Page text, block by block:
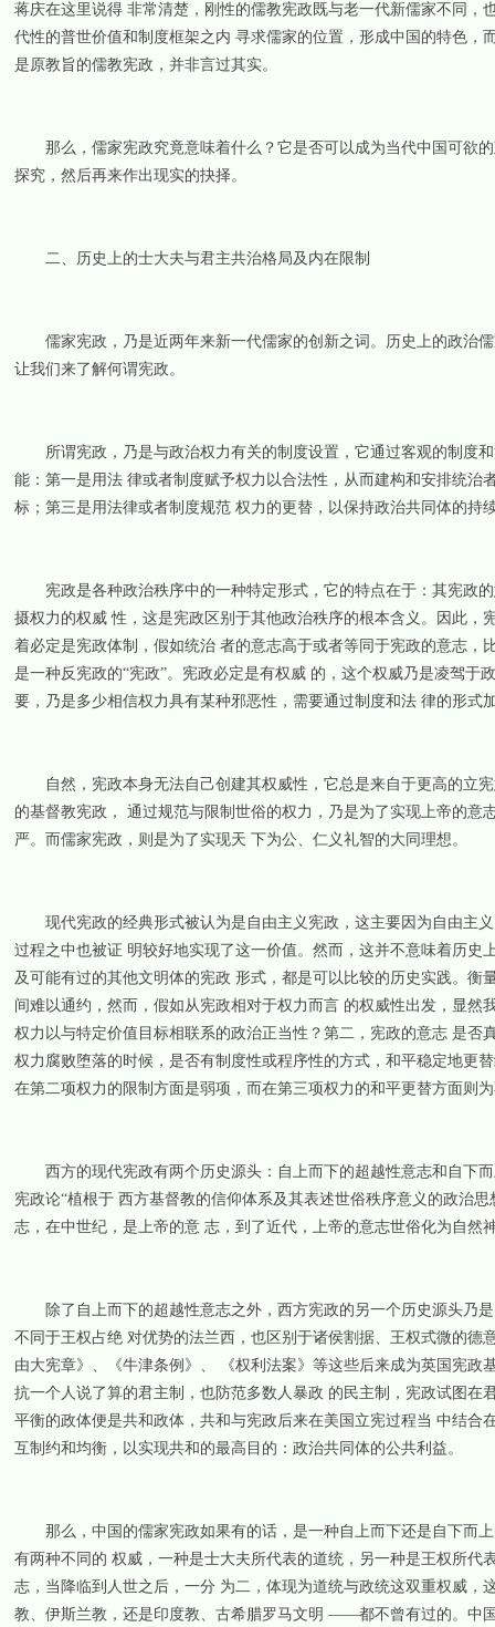
蒋庆在这里说得 非常清楚，刚性的儒教宪政既与老一代新儒家不同
代性的普世价值和制度框架之内 寻求儒家的位置，形成中国的特色
是原教旨的儒教宪政，并非言过其实。
那么，儒家宪政究竟意味着什么？它是否可以成为当代中国可欲的
探究，然后再来作出现实的抉择。
二、历史上的士大夫与君主共治格局及内在限制
儒家宪政，乃是近两年来新一代儒家的创新之词。历史上的政治儒
让我们来了解何谓宪政。
所谓宪政，乃是与政治权力有关的制度设置，它通过客观的制度和
能：第一是用法 律或者制度赋予权力以合法性，从而建构和安排统
标；第三是用法律或者制度规范 权力的更替，以保持政治共同体的持
宪政是各种政治秩序中的一种特定形式，它的特点在于：其宪政的
摄权力的权威 性，这是宪政区别于其他政治秩序的根本含义。因此
着必定是宪政体制，假如统治 者的意志高于或者等同于宪政的意志
是一种反宪政的“宪政”。宪政必定是有权威 的，这个权威乃是凌驾
要，乃是多少相信权力具有某种邪恶性，需要通过制度和法 律的形式
自然，宪政本身无法自己创建其权威性，它总是来自于更高的立宪
的基督教宪政， 通过规范与限制世俗的权力，乃是为了实现上帝的
严。而儒家宪政，则是为了实现天 下为公、仁义礼智的大同理想。
现代宪政的经典形式被认为是自由主义宪政，这主要因为自由主义
过程之中也被证 明较好地实现了这一价值。然而，这并不意味着历
及可能有过的其他文明体的宪政 形式，都是可以比较的历史实践。
间难以通约，然而，假如从宪政相对于权力而言 的权威性出发，显
权力以与特定价值目标相联系的政治正当性？第二，宪政的意志 是
权力腐败堕落的时候，是否有制度性或程序性的方式，和平稳定地更
在第二项权力的限制方面是弱项，而在第三项权力的和平更替方面则
西方的现代宪政有两个历史源头：自上而下的超越性意志和自下而
宪政论“植根于 西方基督教的信仰体系及其表述世俗秩序意义的政治
志，在中世纪，是上帝的意 志，到了近代，上帝的意志世俗化为自然
除了自上而下的超越性意志之外，西方宪政的另一个历史源头乃是
不同于王权占绝 对优势的法兰西，也区别于诸侯割据、王权式微的
由大宪章》、《牛津条例》、 《权利法案》等这些后来成为英国宪
抗一个人说了算的君主制，也防范多数人暴政 的民主制，宪政试图
平衡的政体便是共和政体，共和与宪政后来在美国立宪过程当 中结
互制约和均衡，以实现共和的最高目的：政治共同体的公共利益。
那么，中国的儒家宪政如果有的话，是一种自上而下还是自下而上
有两种不同的 权威，一种是士大夫所代表的道统，另一种是王权所
志，当降临到人世之后，一分 为二，体现为道统与政统这双重权威
教、伊斯兰教，还是印度教、古希腊罗马文明 ——都不曾有过的。中